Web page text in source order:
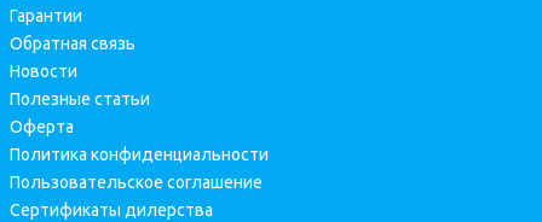
Гарантии
Обратная связь
Новости
Полезные статьи
Оферта
Политика конфиденциальности
Пользовательское соглашение
Сертификаты дилерства